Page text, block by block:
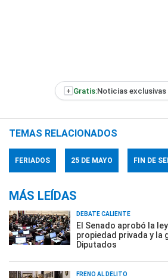
+ Gratis:Noticias exclusivas
TEMAS RELACIONADOS
FERIADOS 25 DE MAYO FIN DE
MÁS LEÍDAS
DEBATE CALIENTE
El Senado aprobó la
propiedad privada y la
Diputados
FRENO AL DELITO